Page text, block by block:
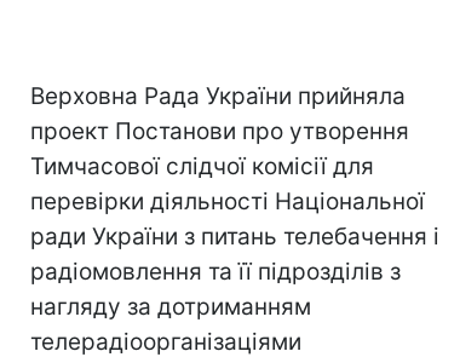
Верховна Рада України прийняла
проект Постанови про утворення
Тимчасової слідчої комісії для
перевірки діяльності Національної
ради України з питань телебачення і
радіомовлення та її підрозділів з
нагляду за дотриманням
телерадіоорганізаціями